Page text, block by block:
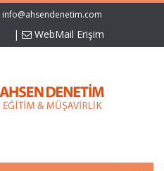
info@ahsendenetim.com
| WebMail Erişim